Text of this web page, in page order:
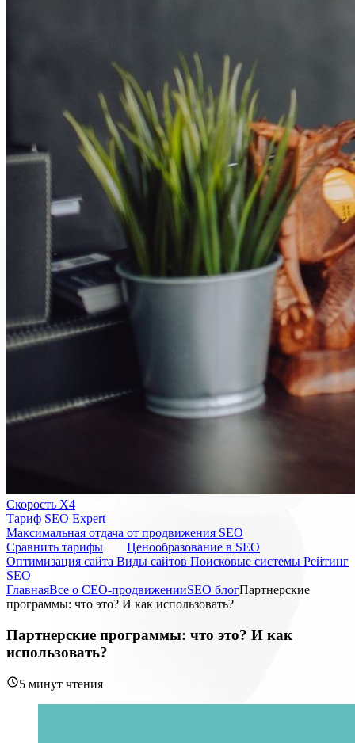
Скорость Х4
Тариф SEO Expert
Максимальная отдача от продвижения SEO
Cравнить тарифы
Ценообразование в SEO
Оптимизация сайта Виды сайтов Поисковые системы Рейтинг
SEO
ГлавнаяВсе о СЕО-продвиженииSEO блогПартнерские
программы: что это? И как использовать?
Партнерские программы: что это? И как
использовать?
5 минут чтения